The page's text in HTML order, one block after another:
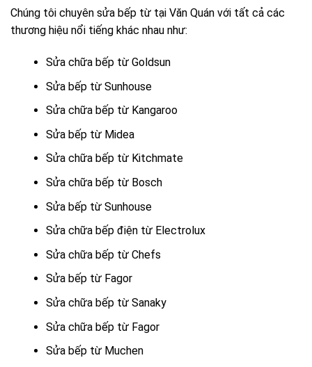
Chúng tôi chuyên sửa bếp từ tại Văn Quán với tất cả các
thương hiệu nổi tiếng khác nhau như:
Sửa chữa bếp từ Goldsun
Sửa bếp từ Sunhouse
Sửa chữa bếp từ Kangaroo
Sửa bếp từ Midea
Sửa chữa bếp từ Kitchmate
Sửa chữa bếp từ Bosch
Sửa bếp từ Sunhouse
Sửa chữa bếp điện từ Electrolux
Sửa chữa bếp từ Chefs
Sửa bếp từ Fagor
Sửa chữa bếp từ Sanaky
Sửa chữa bếp từ Fagor
Sửa bếp từ Muchen